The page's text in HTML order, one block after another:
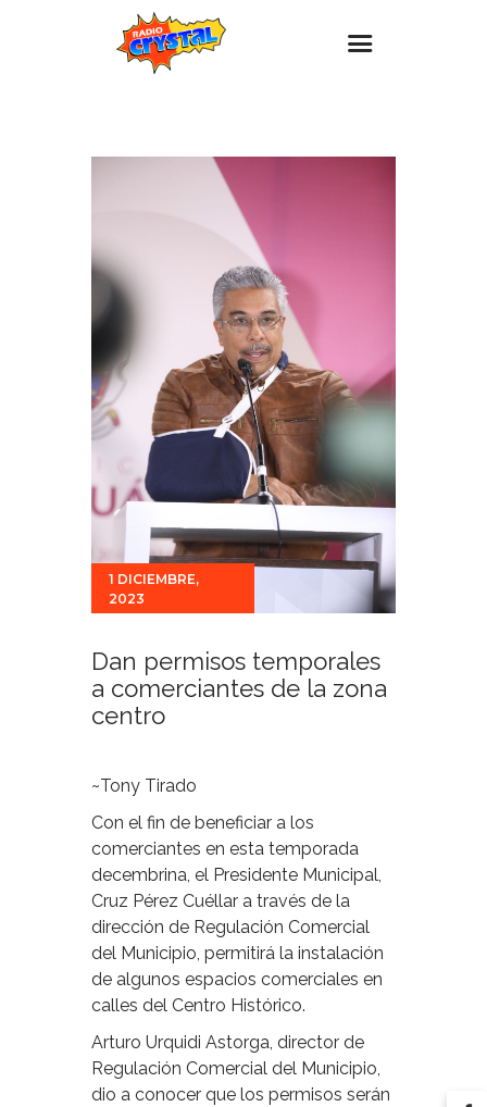
Promociones
Noticias
Para ti
Contacto
1 DICIEMBRE,
2023
Dan permisos temporales
a comerciantes de la zona
centro
~Tony Tirado
Con el fin de beneficiar a los
comerciantes en esta temporada
decembrina, el Presidente Municipal,
Cruz Pérez Cuéllar a través de la
dirección de Regulación Comercial
del Municipio, permitirá la instalación
de algunos espacios comerciales en
calles del Centro Histórico.
Arturo Urquidi Astorga, director de
Regulación Comercial del Municipio,
dio a conocer que los permisos serán